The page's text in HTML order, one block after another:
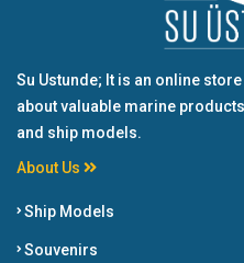
Su Ustunde; It is an online
about valuable marine
and ship models.
About Us
Ship Models
Souvenirs